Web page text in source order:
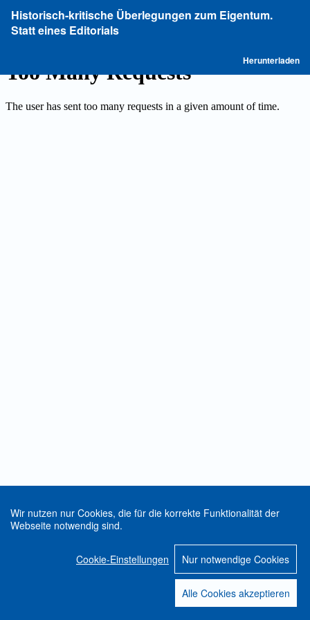
Wir nutzen nur Cookies, die für die korrekte Funktionalität der
Webseite notwendig sind.
Cookie-Einstellungen Nur notwendige Cookies
Alle Cookies akzeptieren
Artikeldetails
zurückkehren
Historisch-kritische Überlegungen zum Eigentum.
Statt eines Editorials
Herunterladen